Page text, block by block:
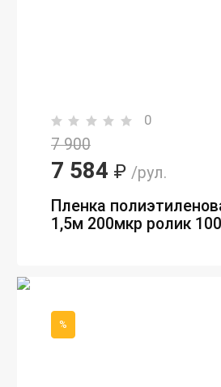
0
7 900
7 584 ₽ /рул.
Пленка
1,5м 200мкр ролик
%